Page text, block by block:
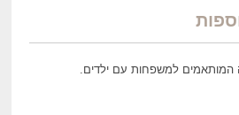
המותאמים למשפחות עם ילדים.